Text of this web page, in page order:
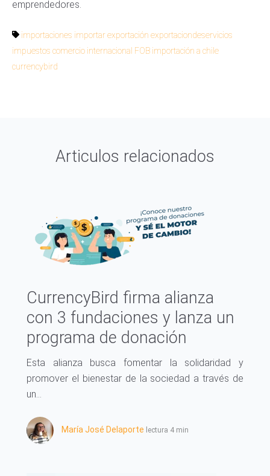
emprendedores.
importaciones importarexportación exportaciondeservicios
impuestos comercio internacional FOB importación a chile
currencybird
Articulos relacionados
CurrencyBird firma alianza
con 3 fundaciones y lanza un
programa de donación
Esta alianza busca fomentar la solidaridad y
promover el bienestar de la sociedad a través de
un...
María José Delaporte lectura 4 min